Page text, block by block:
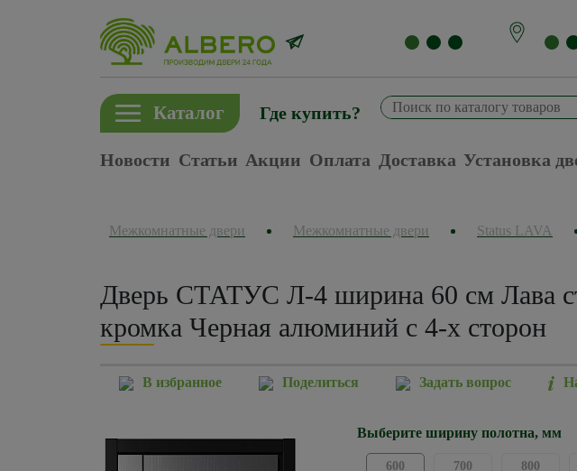
Каталог Где купить?
Новости Статьи Акции Оплата Доставка Установка
Межкомнатные двери Межкомнатные двери Status LAVA
Дверь СТАТУС Л-4 ширина 60 см Лава
кромка Черная алюминий с 4-х сторон
В избранное Поделиться Задать вопрос
Выберите ширину полотна, мм
600 700 800